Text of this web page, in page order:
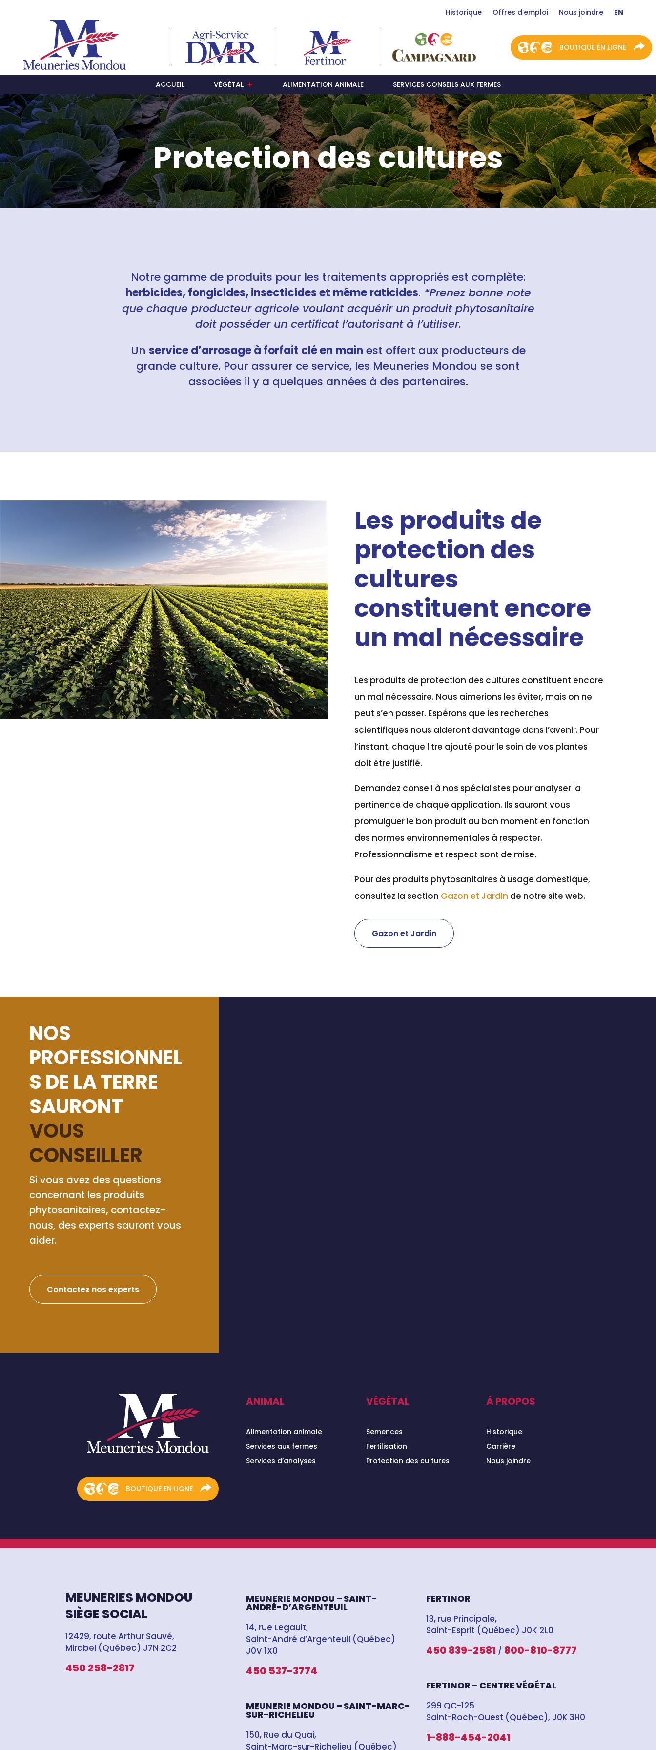
Historique Offres d’emploi Nous joindre EN
BOUTIQUE EN LIGNE
ACCUEIL VÉGÉTAL ALIMENTATION ANIMALE SERVICES CONSEILS AUX FERMES
Protection des cultures
Notre gamme de produits pour les traitements appropriés est complète:
herbicides, fongicides, insecticides et même raticides. *Prenez bonne note
que chaque producteur agricole voulant acquérir un produit phytosanitaire
doit posséder un certificat l’autorisant à l’utiliser.
Un service d’arrosage à forfait clé en main est offert aux producteurs de
grande culture. Pour assurer ce service, les Meuneries Mondou se sont
associées il y a quelques années à des partenaires.
Les produits de
protection des
cultures
constituent encore
un mal nécessaire
Les produits de protection des cultures constituent encore
un mal nécessaire. Nous aimerions les éviter, mais on ne
peut s’en passer. Espérons que les recherches
scientifiques nous aideront davantage dans l’avenir. Pour
l’instant, chaque litre ajouté pour le soin de vos plantes
doit être justifié.
Demandez conseil à nos spécialistes pour analyser la
pertinence de chaque application. Ils sauront vous
promulguer le bon produit au bon moment en fonction
des normes environnementales à respecter.
Professionnalisme et respect sont de mise.
Pour des produits phytosanitaires à usage domestique,
consultez la section Gazon et Jardin de notre site web.
Gazon et Jardin
NOS
PROFESSIONNEL
S DE LA TERRE
SAURONT
VOUS
CONSEILLER
Si vous avez des questions
concernant les produits
phytosanitaires, contactez-
nous, des experts sauront vous
aider.
Contactez nos experts
BOUTIQUE EN LIGNE
ANIMAL
Alimentation animale
Services aux fermes
Services d’analyses
VÉGÉTAL
Semences
Fertilisation
Protection des cultures
À PROPOS
Historique
Carrière
Nous joindre
MEUNERIES MONDOU
SIÈGE SOCIAL
12429, route Arthur Sauvé,
Mirabel (Québec) J7N 2C2
450 258-2817
MEUNERIE MONDOU – SAINT-
ANDRÉ-D’ARGENTEUIL
14, rue Legault,
Saint-André d’Argenteuil (Québec)
J0V 1X0
450 537-3774
MEUNERIE MONDOU – SAINT-MARC-
SUR-RICHELIEU
150, Rue du Quai,
Saint-Marc-sur-Richelieu (Québec)
FERTINOR
13, rue Principale,
Saint-Esprit (Québec) J0K 2L0
450 839-2581 / 800-810-8777
FERTINOR – CENTRE VÉGÉTAL
299 QC-125
Saint-Roch-Ouest (Québec), J0K 3H0
1-888-454-2041